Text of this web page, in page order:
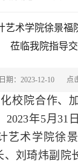
艺术学院徐景福
莅临我院指导
期：2023-12-10 点
校院合作、
2023年5月31
艺术学院徐
、刘琦炜副院